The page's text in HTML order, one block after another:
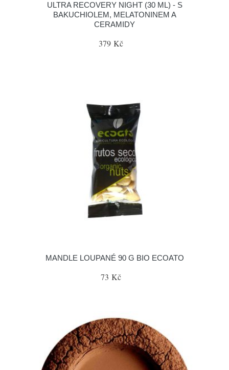
ULTRA RECOVERY NIGHT (30 ML) - S
BAKUCHIOLEM, MELATONINEM A
CERAMIDY
379 Kč
MANDLE LOUPANÉ 90 G BIO ECOATO
73 Kč